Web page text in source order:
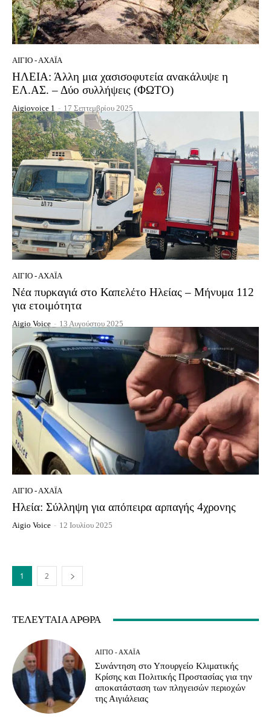
ΑΊΓΙΟ - ΑΧΑΪ́Α
ΗΛΕΙΑ: Άλλη μια χασισοφυτεία ανακάλυψε η
ΕΛ.ΑΣ. – Δύο συλλήψεις (ΦΩΤΟ)
Aigiovoice 1 - 17 Σεπτεμβρίου 2025
ΑΊΓΙΟ - ΑΧΑΪ́Α
Νέα πυρκαγιά στο Καπελέτο Ηλείας – Μήνυμα 112
για ετοιμότητα
Aigio Voice - 13 Αυγούστου 2025
ΑΊΓΙΟ - ΑΧΑΪ́Α
Ηλεία: Σύλληψη για απόπειρα αρπαγής 4χρονης
Aigio Voice - 12 Ιουλίου 2025
1 2
ΤΕΛΕΥΤΑΊΑ ΆΡΘΡΑ
ΑΊΓΙΟ - ΑΧΑΪ́Α
Συνάντηση στο Υπουργείο Κλιματικής
Κρίσης και Πολιτικής Προστασίας για την
αποκατάσταση των πληγεισών περιοχών
της Αιγιάλειας